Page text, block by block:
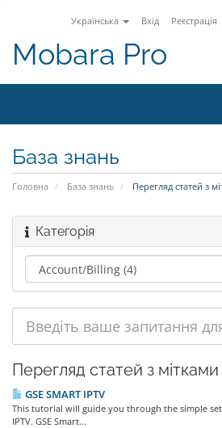
Українська Вхід Реєстрація
Mobara Pro
База знань
Головна База знань Перегляд статей з
Категорія
Перегляд статей з
GSE SMART IPTV
This tutorial will guide you through the simple
IPTV. GSE Smart...